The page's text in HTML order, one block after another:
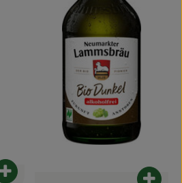
Produkt zum Warenkorb hinzufügen